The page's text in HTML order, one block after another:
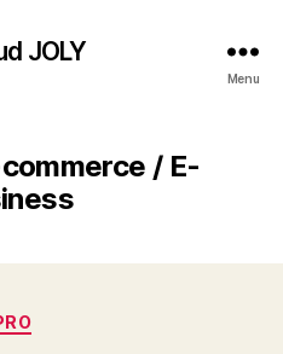
JOLY
Menu
/ E-
Catégories